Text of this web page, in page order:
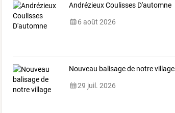
Andrézieux Coulisses D'automne
6 août 2026
Nouveau balisage de notre village
29 juil. 2026